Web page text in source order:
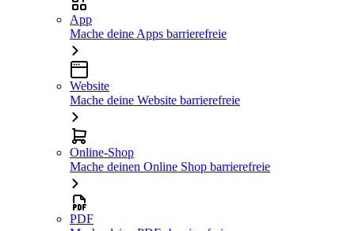
App
Mache deine Apps barrierefreie
Website
Mache deine Website barrierefreie
Online-Shop
Mache deinen Online Shop barrierefreie
PDF